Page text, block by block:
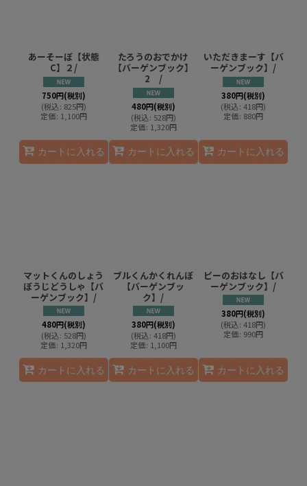
あーそーぼ【状態
C】２/
750円(税別)
(税込: 825円)
定価: 1,100円
カートに入れる
たろうのおでかけ
【バーゲンブック】
2 /
480円(税別)
(税込: 528円)
定価: 1,320円
カートに入れる
いただきまーす【バ
ーゲンブック】/
380円(税別)
(税込: 418円)
定価: 880円
カートに入れる
マットくんのしょう
ぼうじどうしゃ【バ
ーゲンブック】/
480円(税別)
(税込: 528円)
定価: 1,320円
カートに入れる
ブルくんかくれんぼ
【バーゲンブッ
ク】/
380円(税別)
(税込: 418円)
定価: 1,100円
カートに入れる
ピーのおはなし【バ
ーゲンブック】/
380円(税別)
(税込: 418円)
定価: 990円
カートに入れる